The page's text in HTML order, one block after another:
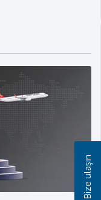
Bize ulaşın